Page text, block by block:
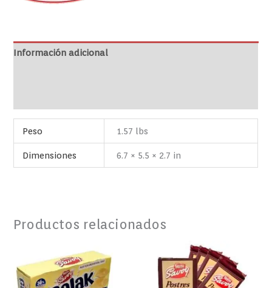
Información adicional
Peso 1.57 lbs
Dimensiones 6.7 × 5.5 × 2.7 in
Productos relacionados
Chocolate
Blanco
CHOCOLATE
OSCURO
POSTRE